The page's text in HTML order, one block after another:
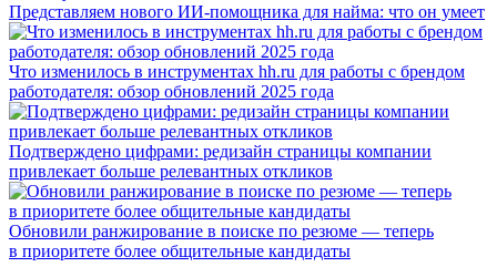
Представляем нового ИИ-помощника для найма: что он умеет
Что изменилось в инструментах hh.ru для работы с брендом
работодателя: обзор обновлений 2025 года
Подтверждено цифрами: редизайн страницы компании
привлекает больше релевантных откликов
Обновили ранжирование в поиске по резюме — теперь
в приоритете более общительные кандидаты